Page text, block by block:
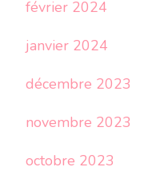
février 2024
janvier 2024
décembre 2023
novembre 2023
octobre 2023